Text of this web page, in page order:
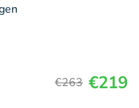
€263 €219